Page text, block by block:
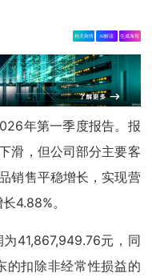
相关舆情 AI解读 生成海报
年第一季度报告。报
滑，但公司部分主要客
销售平稳增长，实现营
4.88%。
41,867,949.76元，同
的扣除非经常性损益的